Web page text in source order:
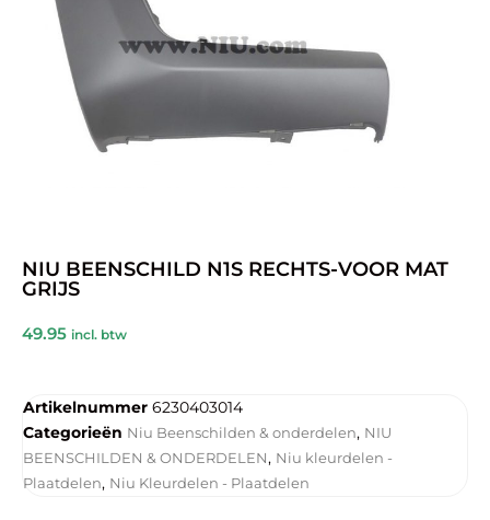
NIU BEENSCHILD N1S RECHTS-VOOR MAT
GRIJS
49.95 incl. btw
Artikelnummer 6230403014
Categorieën Niu Beenschilden & onderdelen, NIU
BEENSCHILDEN & ONDERDELEN, Niu kleurdelen -
Plaatdelen, Niu Kleurdelen - Plaatdelen